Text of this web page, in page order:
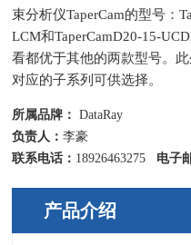
束分析仪TaperCam的型号：
LCM和
看都优于其他的两款型号。
对应的子系列可供选择。
所属品牌： DataRay
负责人：李豪
联系电话： 18926463275 电子
产品介绍